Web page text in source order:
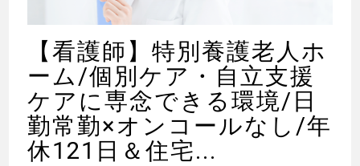
【看護師】特別養護老人ホ
ーム/個別ケア・自立支援
ケアに専念できる環境/日
勤常勤×オンコールなし/年
休121日＆住宅...